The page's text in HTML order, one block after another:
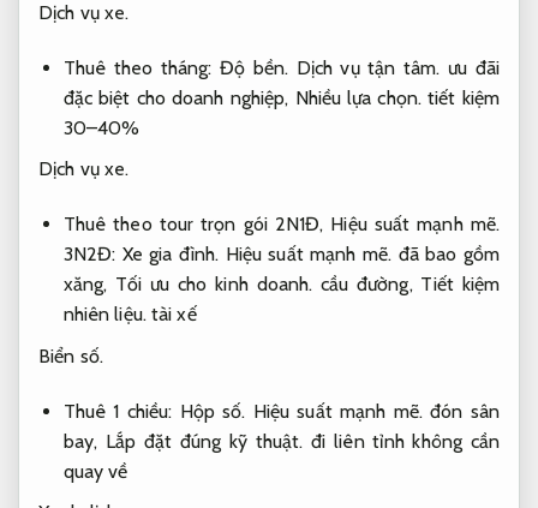
Dịch vụ xe.
Thuê theo tháng: Độ bền. Dịch vụ tận tâm. ưu đãi
đặc biệt cho doanh nghiệp, Nhiều lựa chọn. tiết kiệm
30–40%
Dịch vụ xe.
Thuê theo tour trọn gói 2N1Đ, Hiệu suất mạnh mẽ.
3N2Đ: Xe gia đình. Hiệu suất mạnh mẽ. đã bao gồm
xăng, Tối ưu cho kinh doanh. cầu đường, Tiết kiệm
nhiên liệu.tài xế
Biển số.
Thuê 1 chiều: Hộp số. Hiệu suất mạnh mẽ. đón sân
bay, Lắp đặt đúng kỹ thuật. đi liên tỉnh không cần
quay về